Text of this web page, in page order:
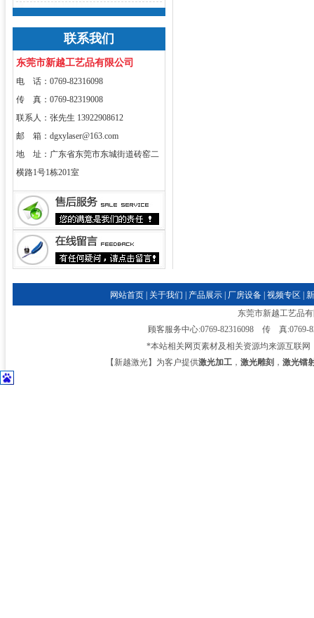
联系我们
东莞市新越工艺品有限公司
电 话：0769-82316098
传 真：0769-82319008
联系人：张先生 13922908612
邮 箱：dgxylaser@163.com
地 址：广东省东莞市东城街道砖窑二
横路1号1栋201室
网站首页 关于我们 产品展示 厂房设备 视频专区
东莞市新越工艺品
顾客服务中心:0769-82316098 传 真:0769-
*本站相关网页素材及相关资源均来源互联
【新越激光】为客户提供激光加工 ， 激光雕刻 ， 激光镭